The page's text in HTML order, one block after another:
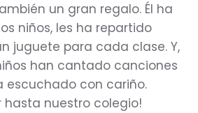
un gran regalo. Él ha
niños, les ha repartido
juguete para cada clase. Y,
han cantado canciones
escuchado con cariño.
hasta nuestro colegio!